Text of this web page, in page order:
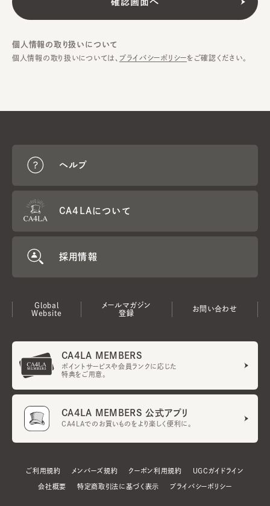
個人情報の取り扱いについて
個人情報の取り扱いについては、 プライバシーポリシーをご確認ください。
ヘルプ
CA4LAについて
採用情報
Global
Website
メールマガジン
登録
お問い合わせ
CA4LA MEMBERS
ポイントサービスや会員ランクに応じた
特典をご用意。
CA4LA MEMBERS 公式アプリ
CA4LAでのお買いものをより楽しく便利に。
ご利用規約 メンバーズ規約 クーポン利用規約 UGCガイドライン
会社概要 特定商取引法に基づく表示 プライバシーポリシー